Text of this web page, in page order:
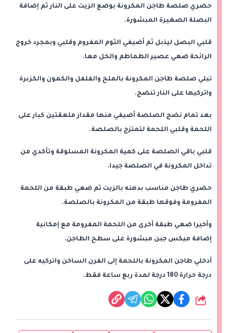
حضري صلصة طاجن المكرونة بوضع الزيت على النار ثم إضافة
البصلة الصغيرة المبشورة.
قلبي البصل ليذبل ثم أضيفي الثوم المفروم وقلبي وبمجرد خروج
الرائحة ضعي عصير الطماطم والخل معا.
تبلي صلصة طاجن المكرونة بالملح والفلفل والكمون والكزبرة
واتركيها على النار تنضج.
بعد تمام نضج الصلصة أضيفي منها مقدار ملعقتين كبار على
اللحمة وقلبي اللحمة لتمتزج بالصلصة.
قلبي باقي الصلصة على كمية المكرونة المسلوقة وتأكدي من
تداخل المكرونة في الصلصة جيدا.
حضري طاجن مناسب بدهنه بالزيت ثم ضعي طبقة من اللحمة
المفرومة وفوقها طبقة من المكرونة بالصلصة.
وأخيرا ضعي طبقة أخرى من اللحمة المفرومة مع إمكانية
إضافة ميكس جبن مبشورة على سطح الطاجن.
أدخلي طاجن المكرونة باللحمة إلى الفرن الساخن واتركيه على
درجة حرارة 180 درجة لمدة ربع ساعة فقط.
شارك